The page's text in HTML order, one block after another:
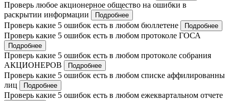
Проверь любое акционерное общество на ошибки в
раскрытии информации
Подробнее
Проверь какие 5 ошибок есть в любом бюллетене Подробнее
Проверь какие 5 ошибок есть в любом протоколе ГОСА
Подробнее
Проверь какие 5 ошибок есть в любом протоколе собрания
АКЦИОНЕРОВ
Подробнее
Проверь какие 5 ошибок есть в любом списке аффилированны
лиц
Подробнее
Проверь какие 5 ошибок есть в любом ежеквартальном отчете